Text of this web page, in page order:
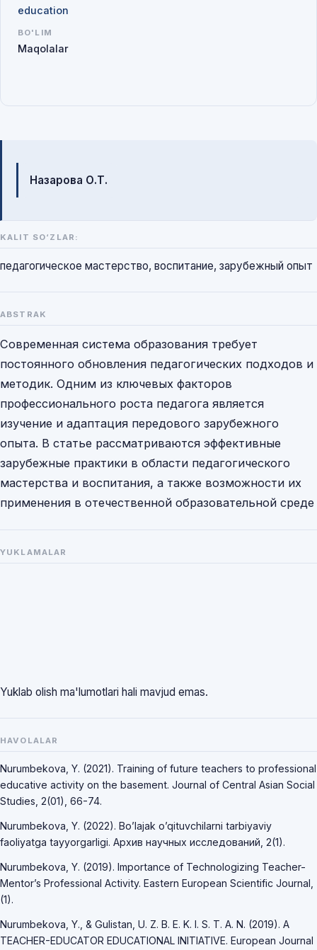
Mualliflar
Назарова О.Т.
KALIT SO‘ZLAR:
педагогическое мастерство, воспитание, зарубежный опыт
ABSTRAK
Современная система образования требует
постоянного обновления педагогических подходов и
методик. Одним из ключевых факторов
профессионального роста педагога является
изучение и адаптация передового зарубежного
опыта. В статье рассматриваются эффективные
зарубежные практики в области педагогического
мастерства и воспитания, а также возможности их
применения в отечественной образовательной среде
YUKLAMALAR
Yuklab olish ma'lumotlari hali mavjud emas.
HAVOLALAR
Nurumbekova, Y. (2021). Training of future teachers to professional
educative activity on the basement. Journal of Central Asian Social
Studies, 2(01), 66-74.
Nurumbekova, Y. (2022). Bo’lajak o’qituvchilarni tarbiyaviy
faoliyatga tayyorgarligi. Архив научных исследований, 2(1).
Nurumbekova, Y. (2019). Importance of Technologizing Teacher-
Mentor’s Professional Activity. Eastern European Scientific Journal,
(1).
Nurumbekova, Y., & Gulistan, U. Z. B. E. K. I. S. T. A. N. (2019). A
TEACHER-EDUCATOR EDUCATIONAL INITIATIVE. European Journal
education
BO'LIM
Maqolalar